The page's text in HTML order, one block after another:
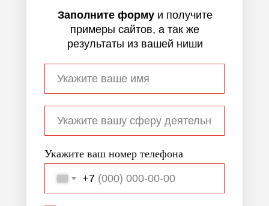
Укажите ваш номер телефона
+7
Заполните формуи получите
примеры сайтов, а так же
результаты из вашей ниши